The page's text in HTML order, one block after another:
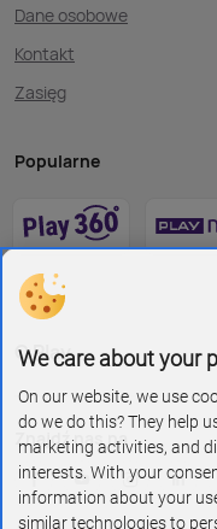
Dane osobowe
Kontakt
Zasięg
Popularne
O Play
Znajdź nas na
We care about your
On our website, we use
do we do this? They help
marketing activities, and
interests. With your
information about your
similar technologies to